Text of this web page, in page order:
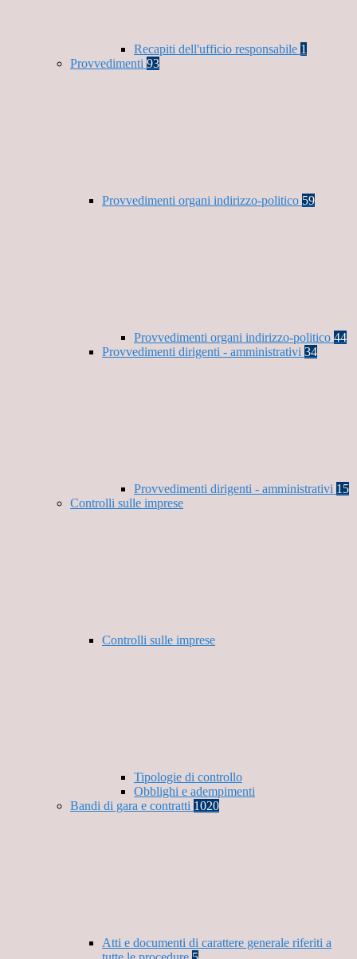
Recapiti dell'ufficio responsabile 1
Provvedimenti 93
Provvedimenti organi indirizzo-politico 59
Provvedimenti organi indirizzo-politico 44
Provvedimenti dirigenti - amministrativi 34
Provvedimenti dirigenti - amministrativi 15
Controlli sulle imprese
Controlli sulle imprese
Tipologie di controllo
Obblighi e adempimenti
Bandi di gara e contratti 1020
Atti e documenti di carattere generale riferiti a